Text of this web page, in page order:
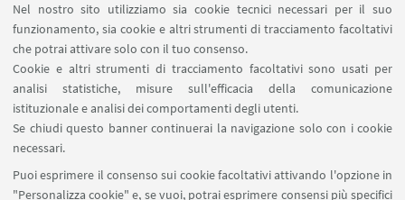
Nel nostro sito utilizziamo sia cookie tecnici necessari per il suo
funzionamento, sia cookie e altri strumenti di tracciamento facoltativi
che potrai attivare solo con il tuo consenso.
Cookie e altri strumenti di tracciamento facoltativi sono usati per
analisi statistiche, misure sull'efficacia della comunicazione
istituzionale e analisi dei comportamenti degli utenti.
Se chiudi questo banner continuerai la navigazione solo con i cookie
necessari.
Puoi esprimere il consenso sui cookie facoltativi attivando l'opzione in
"Personalizza cookie" e, se vuoi, potrai esprimere consensi più specifici
Contatti
Area riservata
SEGUI IL DIPARTIMENTO SU:
SEGUI UNIBO SU: